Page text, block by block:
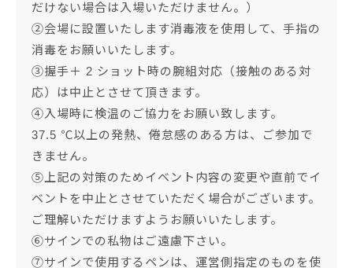
だけない場合は入場いただけません。）
②会場に設置いたします消毒液を使用して、手指の
消毒をお願いいたします。
③握手＋ 2 ショット時の腕組対応（接触のある対
応）は中止とさせて頂きます。
④入場時に検温のご協力をお願い致します。
37.5 ℃以上の発熱、倦怠感のある方は、ご参加で
きません。
⑤上記の対策のためイベント内容の変更や直前でイ
ベントを中止とさせていただく場合がございます。
ご理解いただけますようお願いいたします。
⑥サインでの私物はご遠慮下さい。
⑦サインで使用するペンは、運営側指定のものを使